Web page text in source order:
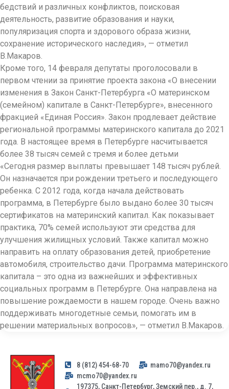
бедствий и различных конфликтов, поисковая
деятельность, развитие образования и науки,
популяризация спорта и здорового образа жизни,
сохранение исторического наследия», — отметил
В.Макаров.
Кроме того, 14 февраля депутаты проголосовали в
первом чтении за принятие проекта закона «О внесении
изменения в Закон Санкт-Петербурга «О материнском
(семейном) капитале в Санкт-Петербурге», внесенного
фракцией «Единая Россия». Закон продлевает действие
региональной программы материнского капитала до 2021
года. В настоящее время в Петербурге насчитывается
более 38 тысяч семей с тремя и более детьми
«Сегодня размер выплаты превышает 148 тысяч рублей.
Он назначается при рождении третьего и последующего
ребенка. С 2012 года, когда начала действовать
программа, в Петербурге было выдано более 30 тысяч
сертификатов на материнский капитал. Как показывает
практика, 70% семей используют эти средства для
улучшения жилищных условий. Также капитал можно
направить на оплату образования детей, приобретение
автомобиля, строительство дачи. Программа материнского
капитала – это одна из важнейших и эффективных
социальных программ в Петербурге. Она направлена на
повышение рождаемости в нашем городе. Очень важно
поддерживать многодетные семьи, помогать им в
решении материальных вопросов», — отметил В.Макаров.
8 (812) 454-68-70
mamo70@yandex.ru
mcmo70@yandex.ru
197375, Санкт-Петербург, Земский пер., д. 7,